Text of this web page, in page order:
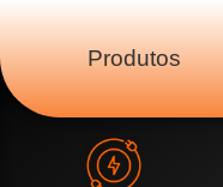
Produtos